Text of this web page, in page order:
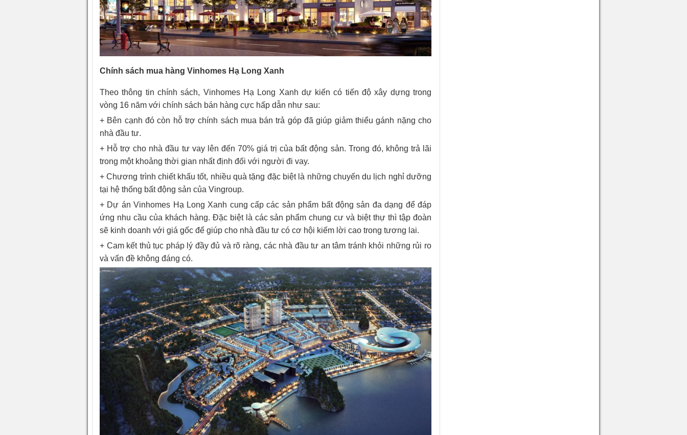
Chính sách mua hàng Vinhomes Hạ Long Xanh
Theo thông tin chính sách, Vinhomes Hạ Long Xanh dự kiến có tiến độ xây dựng trong
vòng 16 năm với chính sách bán hàng cực hấp dẫn như sau:
+ Bên cạnh đó còn hỗ trợ chính sách mua bán trả góp đã giúp giảm thiểu gánh nặng cho
nhà đầu tư.
+ Hỗ trợ cho nhà đầu tư vay lên đến 70% giá trị của bất động sản. Trong đó, không trả lãi
trong một khoảng thời gian nhất định đối với người đi vay.
+ Chương trình chiết khấu tốt, nhiều quà tặng đặc biệt là những chuyến du lịch nghỉ dưỡng
tại hệ thống bất động sản của Vingroup.
+ Dự án Vinhomes Hạ Long Xanh cung cấp các sản phẩm bất động sản đa dạng để đáp
ứng nhu cầu của khách hàng. Đặc biệt là các sản phẩm chung cư và biệt thự thì tập đoàn
sẽ kinh doanh với giá gốc để giúp cho nhà đầu tư có cơ hội kiếm lời cao trong tương lai.
+ Cam kết thủ tục pháp lý đầy đủ và rõ ràng, các nhà đầu tư an tâm tránh khỏi những rủi ro
và vấn đề không đáng có.